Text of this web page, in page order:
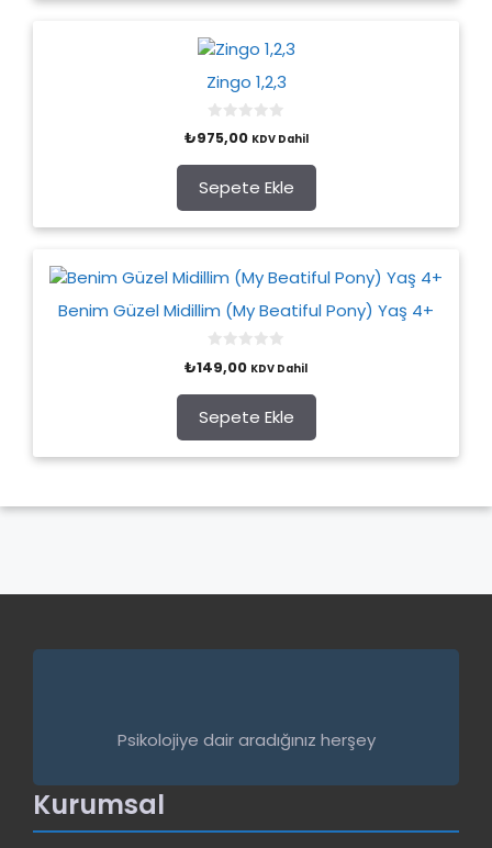
Zingo 1,2,3
0
o
t
o
f
5
₺975,00 KDV Dahil
Sepete Ekle
Benim Güzel Midillim (My Beatiful Pony) Yaş 4+
0
o
t
o
f
5
₺149,00 KDV Dahil
Sepete Ekle
Psikolojiye dair aradığınız herşey
Kurumsal